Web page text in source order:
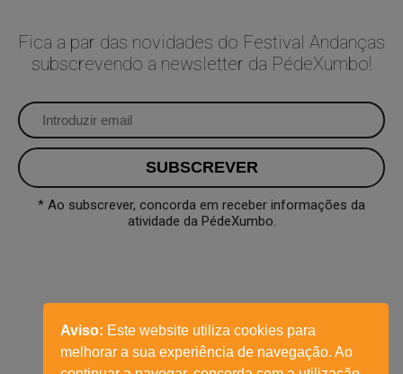
Fica a par das novidades do Festival Andanças
subscrevendo a newsletter da PédeXumbo!
* Ao subscrever, concorda em receber informações da
atividade da PédeXumbo.
Aviso: Este website utiliza cookies para
melhorar a sua experiência de navegação. Ao